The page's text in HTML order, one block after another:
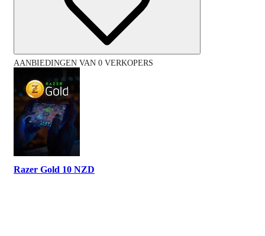
AANBIEDINGEN VAN 0 VERKOPERS
Razer Gold 10 NZD